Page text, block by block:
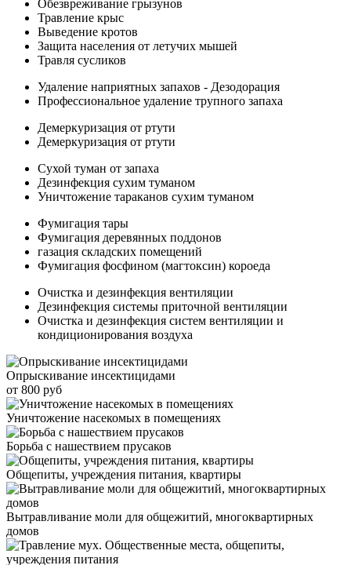
Обезвреживание грызунов
Травление крыс
Выведение кротов
Защита населения от летучих мышей
Травля сусликов
Удаление наприятных запахов - Дезодорация
Профессиональное удаление трупного запаха
Демеркуризация от ртути
Демеркуризация от ртути
Сухой туман от запаха
Дезинфекция сухим туманом
Уничтожение тараканов сухим туманом
Фумигация тары
Фумигация деревянных поддонов
газация складских помещений
Фумигация фосфином (магтоксин) короеда
Очистка и дезинфекция вентиляции
Дезинфекция системы приточной вентиляции
Очистка и дезинфекция систем вентиляции и
кондиционирования воздуха
Опрыскивание инсектицидами
от 800 руб
Уничтожение насекомых в помещениях
Борьба с нашествием прусаков
Общепиты, учреждения питания, квартиры
Вытравливание моли для общежитий, многоквартирных
домов